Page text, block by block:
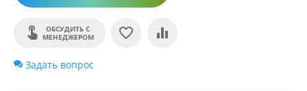
ОБСУДИТЬ С
МЕНЕДЖЕРОМ
Задать вопрос